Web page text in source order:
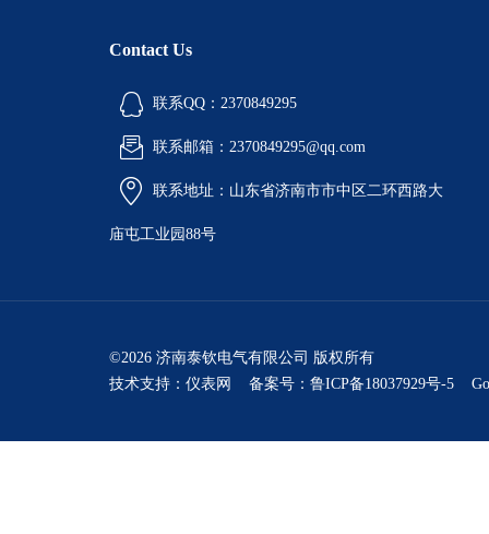
Contact Us
联系QQ：2370849295
联系邮箱：2370849295@qq.com
联系地址：山东省济南市市中区二环西路大
庙屯工业园88号
©2026 济南泰钦电气有限公司 版权所有
技术支持： 仪表网 备案号：鲁ICP备18037929号-5